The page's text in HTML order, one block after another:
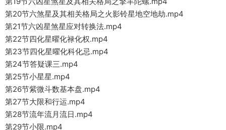
第20节六煞星及其相关格局之火影铃星地空地劫.mp4
第21节六凶星煞星应对转换法.mp4
第22节四化星曜化禄化权.mp4
第23节四化星曜化科化忌.mp4
第24节答疑课三.mp4
第25节小星星.mp4
第26节紫微斗数基本盘.mp4
第27节大限和行运.mp4
第28节流年流月流日.mp4
第29节小限.mp4